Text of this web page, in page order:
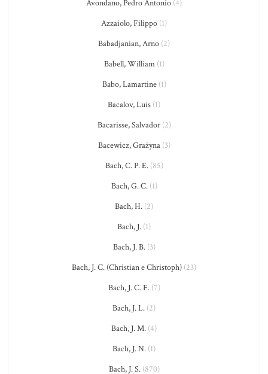
Avondano, Pedro Antonio (4)
Azzaiolo, Filippo (1)
Babadjanian, Arno (2)
Babell, William(1)
Babo, Lamartine(1)
Bacalov, Luis (1)
Bacarisse, Salvador(2)
Bacewicz, Grażyna(3)
Bach, C. P. E.(85)
Bach, G. C.(1)
Bach, H. (2)
Bach, J. (1)
Bach, J. B.(3)
Bach, J. C. (Christian e Christoph) (23)
Bach, J. C. F.(7)
Bach, J. L. (2)
Bach, J. M. (4)
Bach, J. N. (1)
Bach, J. S.(870)